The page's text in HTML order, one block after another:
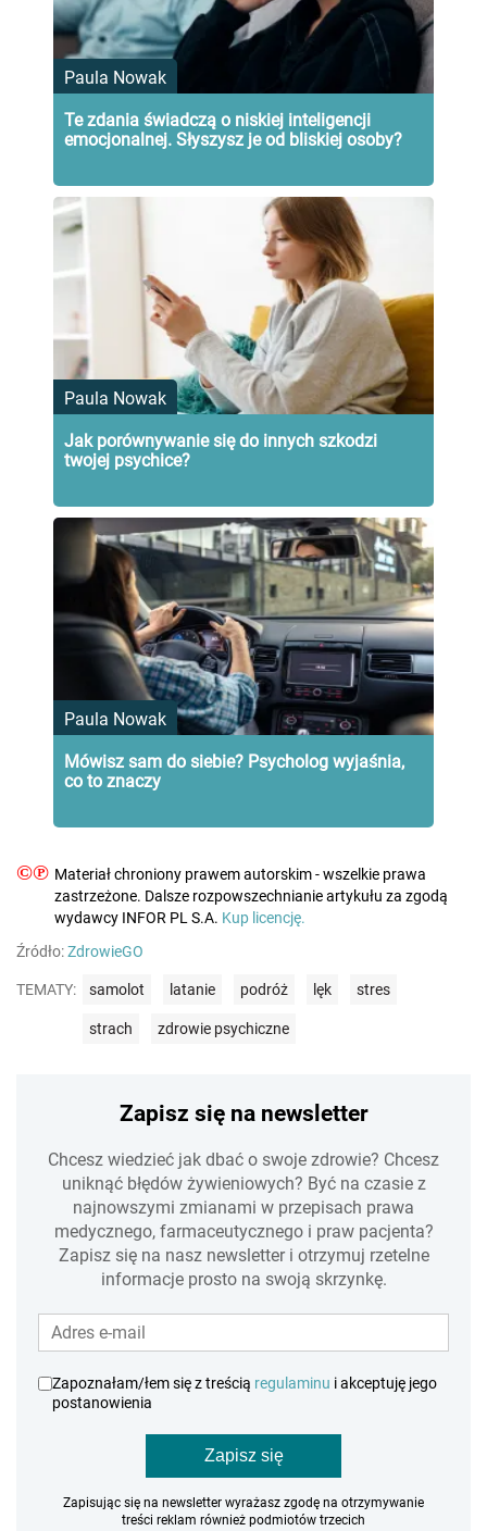
Paula Nowak
Te zdania świadczą o niskiej inteligencji
emocjonalnej. Słyszysz je od bliskiej osoby?
Paula Nowak
Jak porównywanie się do innych szkodzi
twojej psychice?
Paula Nowak
Mówisz sam do siebie? Psycholog wyjaśnia,
co to znaczy
©℗ Materiał chroniony prawem autorskim - wszelkie prawa
zastrzeżone. Dalsze rozpowszechnianie artykułu za zgodą
wydawcy INFOR PL S.A. Kup licencję.
Źródło:ZdrowieGO
TEMATY: samolot latanie podróż lęk stres
strach zdrowie psychiczne
Zapisz się na newsletter
Chcesz wiedzieć jak dbać o swoje zdrowie? Chcesz
uniknąć błędów żywieniowych? Być na czasie z
najnowszymi zmianami w przepisach prawa
medycznego, farmaceutycznego i praw pacjenta?
Zapisz się na nasz newsletter i otrzymuj rzetelne
informacje prosto na swoją skrzynkę.
Zapoznałam/łem się z treścią regulaminu i akceptuję jego
postanowienia
Zapisz się
Zapisując się na newsletter wyrażasz zgodę na otrzymywanie
treści reklam również podmiotów trzecich